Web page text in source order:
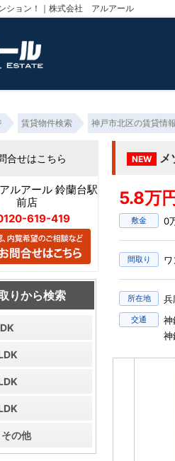
ション！｜株式会社 アルアール
賃貸物件検索 神戸市北区の賃貸情
NEW メ
5.8万円
敷金 0
間取り
所在地 兵
交通
合せはこちら
ルアール 鈴蘭台駅
前店
619-419
りから検索
の他